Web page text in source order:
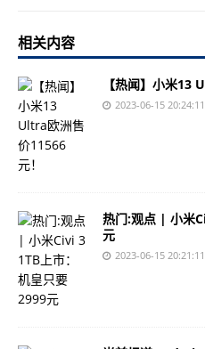
相关内容
【热闻】小米13
2023-06-15 20:24:11
热门:观点 | 小米
元
2023-06-15 20:21:11